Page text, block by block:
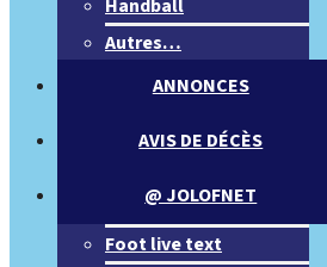
Handball
Autres…
ANNONCES
AVIS DE DÉCÈS
@ JOLOFNET
Foot live text